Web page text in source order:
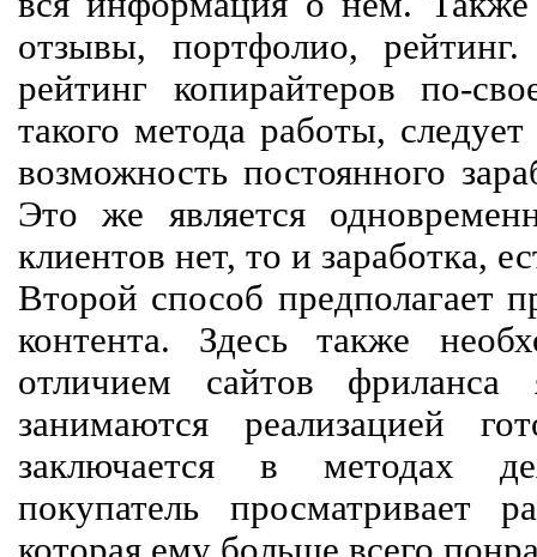
отзывы, портфолио,
рейтинг копирайтеров по-
такого метода работы,
возможность постоянного
Это же является
клиентов нет, то и заработка,
Второй способ предполагает
контента. Здесь также
отличием сайтов
занимаются реализацией
заключается в методах
покупатель просматривает